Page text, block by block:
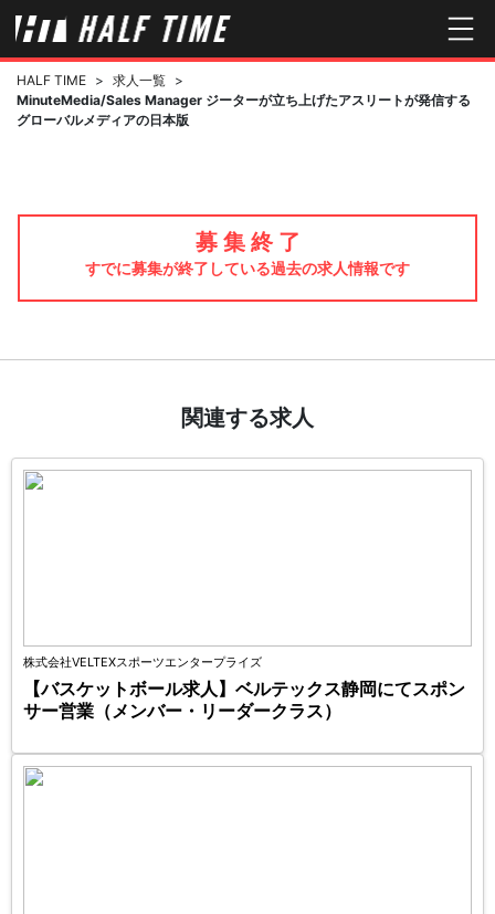
HALF TIME > 求人一覧 >
MinuteMedia/Sales Manager ジーターが立ち上げたアスリートが発信する
グローバルメディアの日本版
募 集 終 了
すでに募集が終了している過去の求人情報です
関連する求人
株式会社VELTEXスポーツエンタープライズ
【バスケットボール求人】ベルテックス静岡にてスポン
サー営業（メンバー・リーダークラス）